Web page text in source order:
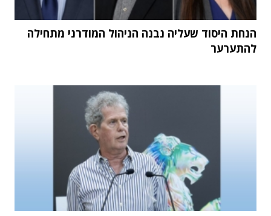
הנחת היסוד שעליה נבנה הניהול המודרני מתחילה
להתערער